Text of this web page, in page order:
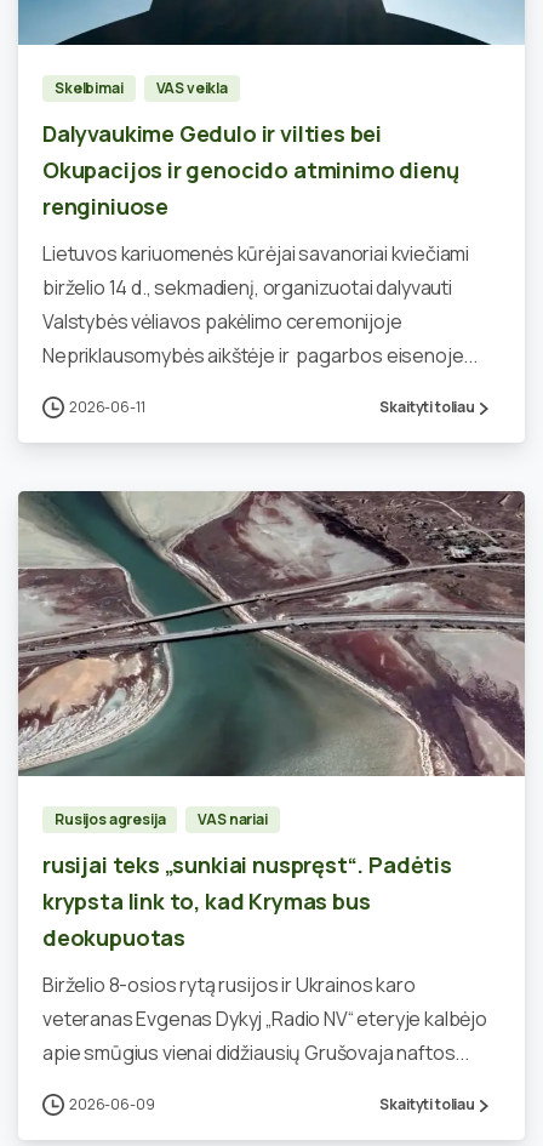
Skelbimai VAS veikla
Dalyvaukime Gedulo ir vilties bei
Okupacijos ir genocido atminimo dienų
renginiuose
Lietuvos kariuomenės kūrėjai savanoriai kviečiami
birželio 14 d., sekmadienį, organizuotai dalyvauti
Valstybės vėliavos pakėlimo ceremonijoje
Nepriklausomybės aikštėje ir pagarbos eisenoje...
2026-06-11 Skaityti toliau
0
Rusijos agresija VAS nariai
rusijai teks „sunkiai nuspręst“. Padėtis
krypsta link to, kad Krymas bus
deokupuotas
Birželio 8-osios rytą rusijos ir Ukrainos karo
veteranas Evgenas Dykyj „Radio NV“ eteryje kalbėjo
apie smūgius vienai didžiausių Grušovaja naftos...
2026-06-09 Skaityti toliau